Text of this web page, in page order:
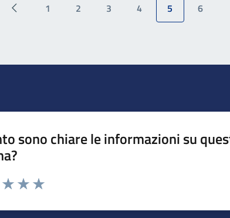
1 2 3 4 5 6
sono chiare le informazioni su
1 a 5 stelle la pagina